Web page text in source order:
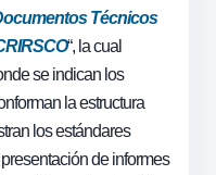
Técnicos
“, la cual
se indican los
la estructura
los estándares
de informes